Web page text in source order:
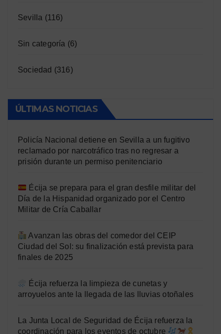
Sevilla (116)
Sin categoría (6)
Sociedad (316)
ÚLTIMAS NOTICIAS
Policía Nacional detiene en Sevilla a un fugitivo
reclamado por narcotráfico tras no regresar a
prisión durante un permiso penitenciario
Écija se prepara para el gran desfile militar del
Día de la Hispanidad organizado por el Centro
Militar de Cría Caballar
Avanzan las obras del comedor del CEIP
Ciudad del Sol: su finalización está prevista para
finales de 2025
Écija refuerza la limpieza de cunetas y
arroyuelos ante la llegada de las lluvias otoñales
La Junta Local de Seguridad de Écija refuerza la
coordinación para los eventos de octubre